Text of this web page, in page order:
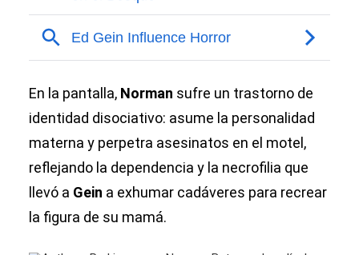
En la pantalla, Norman sufre un trastorno de
identidad disociativo: asume la personalidad
materna y perpetra asesinatos en el motel,
reflejando la dependencia y la necrofilia que
llevó a Gein a exhumar cadáveres para recrear
la figura de su mamá.